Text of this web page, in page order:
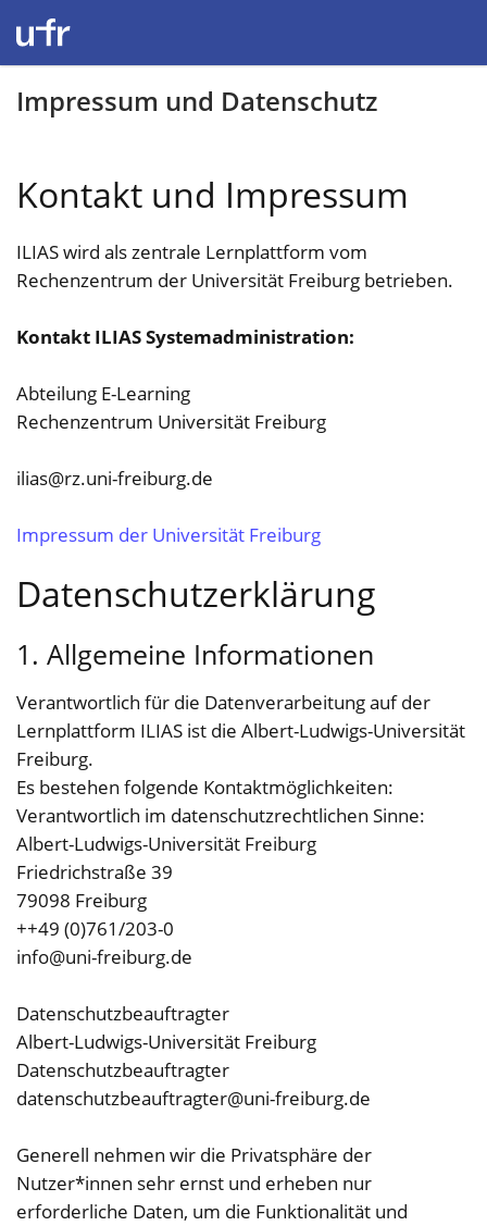
Impressum und Datenschutz
Kontakt und Impressum
ILIAS wird als zentrale Lernplattform vom
Rechenzentrum der Universität Freiburg betrieben.
Kontakt ILIAS Systemadministration:
Abteilung E-Learning
Rechenzentrum Universität Freiburg
ilias@rz.uni-freiburg.de
Impressum der Universität Freiburg
Datenschutzerklärung
1. Allgemeine Informationen
Verantwortlich für die Datenverarbeitung auf der
Lernplattform ILIAS ist die Albert-Ludwigs-Universität
Freiburg.
Es bestehen folgende Kontaktmöglichkeiten:
Verantwortlich im datenschutzrechtlichen Sinne:
Albert-Ludwigs-Universität Freiburg
Friedrichstraße 39
79098 Freiburg
++49 (0)761/203-0
info@uni-freiburg.de
Datenschutzbeauftragter
Albert-Ludwigs-Universität Freiburg
Datenschutzbeauftragter
datenschutzbeauftragter@uni-freiburg.de
Generell nehmen wir die Privatsphäre der
Nutzer*innen sehr ernst und erheben nur
erforderliche Daten, um die Funktionalität und